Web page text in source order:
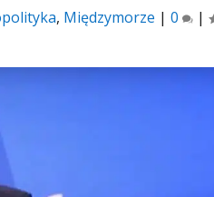
, Międzymorze | 0 |